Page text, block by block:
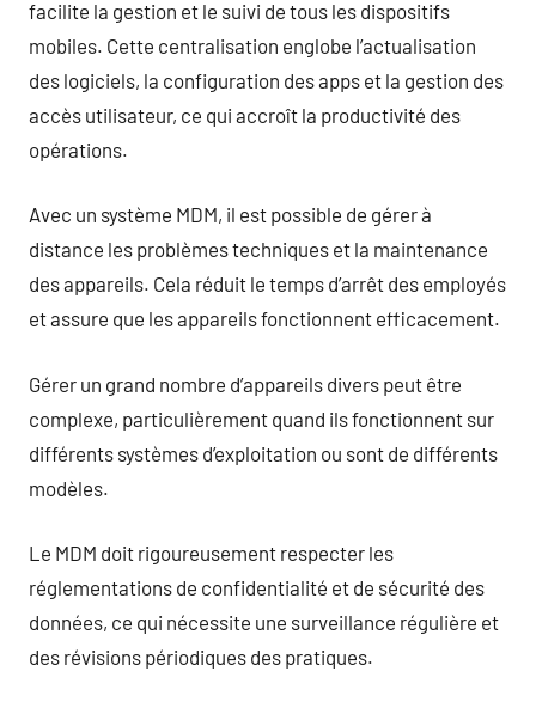
facilite la gestion et le suivi de tous les dispositifs
mobiles. Cette centralisation englobe l’actualisation
des logiciels, la configuration des apps et la gestion des
accès utilisateur, ce qui accroît la productivité des
opérations.
Avec un système MDM, il est possible de gérer à
distance les problèmes techniques et la maintenance
des appareils. Cela réduit le temps d’arrêt des employés
et assure que les appareils fonctionnent efficacement.
Gérer un grand nombre d’appareils divers peut être
complexe, particulièrement quand ils fonctionnent sur
différents systèmes d’exploitation ou sont de différents
modèles.
Le MDM doit rigoureusement respecter les
réglementations de confidentialité et de sécurité des
données, ce qui nécessite une surveillance régulière et
des révisions périodiques des pratiques.